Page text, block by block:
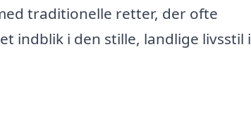
traditionelle retter, der ofte
indblik i den stille, landlige livsstil i